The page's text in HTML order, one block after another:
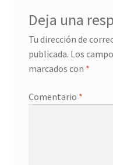
Deja una
Tu dirección de
publicada. Los
marcados con *
Comentario *